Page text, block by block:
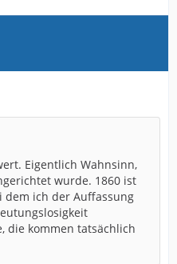
Eigentlich Wahnsinn,
wurde. 1860 ist
dem ich der Auffassung
die kommen tatsächlich